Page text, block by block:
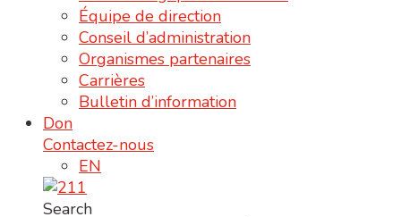
Équipe de direction
Conseil d’administration
Organismes partenaires
Carrières
Bulletin d’information
Don
Contactez-nous
EN
Search